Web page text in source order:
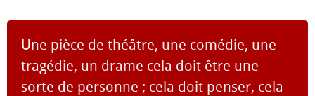
Une pièce de théâtre, une comédie, une
tragédie, un drame cela doit être une
sorte de personne ; cela doit penser, cela